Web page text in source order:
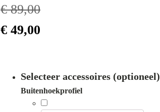
€89,00
Oorspronkelijke
was:
€ 89,00.
€ 49,00
is:
€ 49,00.
Selecteer accessoires (optioneel)
Buitenhoekprofiel